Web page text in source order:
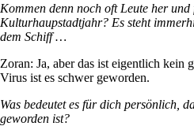
Kommen denn noch oft Leute her und
Kulturhaupstadtjahr? Es steht
dem Schiff …
Zoran: Ja, aber das ist eigentlich kein
Virus ist es schwer geworden.
Was bedeutet es für dich persönlich,
geworden ist?